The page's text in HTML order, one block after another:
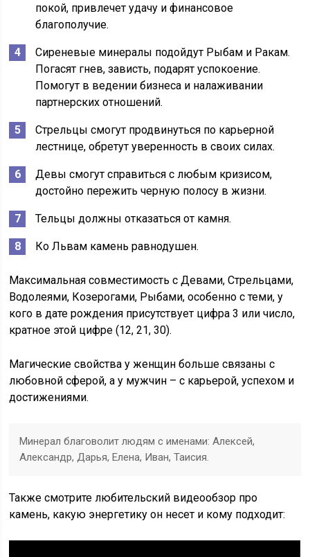
покой, привлечет удачу и финансовое
благополучие.
Сиреневые минералы подойдут Рыбам и Ракам.
Погасят гнев, зависть, подарят успокоение.
Помогут в ведении бизнеса и налаживании
партнерских отношений.
Стрельцы смогут продвинуться по карьерной
лестнице, обретут уверенность в своих силах.
Девы смогут справиться с любым кризисом,
достойно пережить черную полосу в жизни.
Тельцы должны отказаться от камня.
Ко Львам камень равнодушен.
Максимальная совместимость с Девами, Стрельцами,
Водолеями, Козерогами, Рыбами, особенно с теми, у
кого в дате рождения присутствует цифра 3 или число,
кратное этой цифре (12, 21, 30).
Магические свойства у женщин больше связаны с
любовной сферой, а у мужчин – с карьерой, успехом и
достижениями.
Минерал благоволит людям с именами: Алексей,
Александр, Дарья, Елена, Иван, Таисия.
Также смотрите любительский видеообзор про
камень, какую энергетику он несет и кому подходит: